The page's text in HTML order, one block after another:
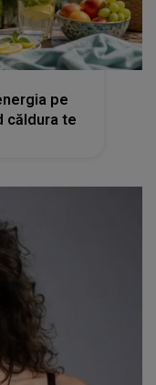
pe
căldura te